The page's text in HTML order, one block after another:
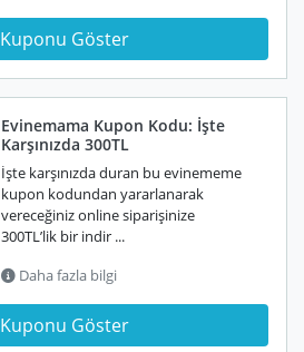
Kuponu Göster
Evinemama Kupon Kodu: İşte
Karşınızda 300TL
İşte karşınızda duran bu evinememe
kupon kodundan yararlanarak
vereceğiniz online siparişinize
300TL’lik bir indir ...
Daha fazla bilgi
Kuponu Göster